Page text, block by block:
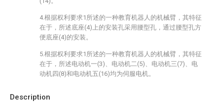
Description
4.根据权利要求1所述的一种教育机器人的机械臂，其特征
在于，所述底座(4)上的安装孔采用腰型孔，通过腰型孔方
便底座(4)的安装。
5.根据权利要求1所述的一种教育机器人的机械臂，其特征
在于，所述电动机一(3)、电动机二(5)、电动机三(7)、电
动机四(8)和电动机五(16)均为伺服电机。